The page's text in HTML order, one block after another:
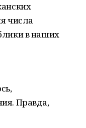
числа
в наших
Правда,